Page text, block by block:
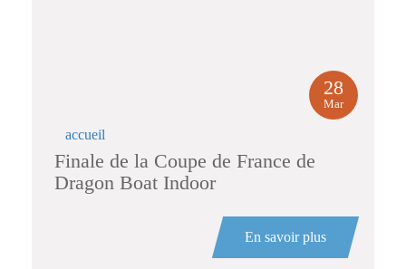
accueil
Finale de la Coupe de France de
Dragon Boat Indoor
28
Mar
En savoir plus